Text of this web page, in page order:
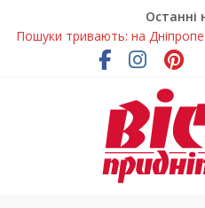
Останні
Пошуки тривають: на
розташування легендарного
Ветерани Дніпропетровщини
Андрій Горинін: “Нехай доля
Жінки, які повертають життя: у
фотовиставку